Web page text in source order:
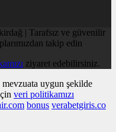
| Tarafsız ve güvenilir
takip edin
ziyaret edebilirsiniz.
mevzuata uygun şekilde
veri politikamızı
bonus verabetgiris.co